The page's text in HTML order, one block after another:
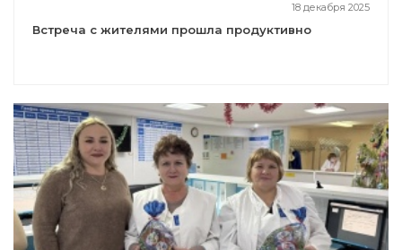
18 декабря 2025
Встреча с жителями прошла продуктивно